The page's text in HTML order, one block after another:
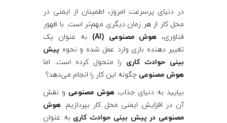
ش
در دنیای پرسرعت امروز، اطمینان از ایمنی در
محل کار از هر زمان دیگری مهم‌تر است. با ظهور
فناوری، هوش مصنوعی (AI)
به عنوان یک
تغییر دهنده بازی وارد عمل شده و نحوه پیش
بینی حوادث کاری را متحول کرده است. اما
هوش مصنوعی چگونه این کار را انجام می‌دهد؟
بیایید به دنیای جذاب هوش مصنوعی و نقش
آن در افزایش ایمنی محل کار بپردازیم. هوش
مصنوعی در پیش بینی حوادث کاری به عنوان